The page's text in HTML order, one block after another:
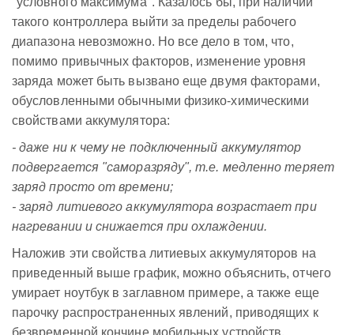
такого контроллера выйти за пределы рабочего
диапазона невозможно. Но все дело в том, что,
помимо привычных факторов, изменение уровня
заряда может быть вызвано еще двумя факторами,
обусловленными обычными физико-химическими
свойствами аккумулятора:
- даже ни к чему не подключенный аккумулятор
подвергается "саморазряду", т.е. медленно теряет
заряд просто от времени;
- заряд литиевого аккумулятора возрастает при
нагревании и снижается при охлаждении.
Наложив эти свойства литиевых аккумуляторов на
приведенный выше график, можно объяснить, отчего
умирает ноутбук в заглавном примере, а также еще
парочку распространенных явлений, приводящих к
безвременной кончине мобильных устройств.